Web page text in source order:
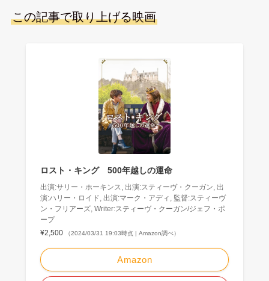
この記事で取り上げる映画
ロスト・キング 500年越しの運命
出演:サリー・ホーキンス, 出演:スティーヴ・クーガン, 出
演:ハリー・ロイド, 出演:マーク・アディ, 監督:スティーヴ
ン・フリアーズ, Writer:スティーヴ・クーガン/ジェフ・ポ
ープ
¥2,500
（2024/03/31 19:03時点 | Amazon調べ）
Amazon